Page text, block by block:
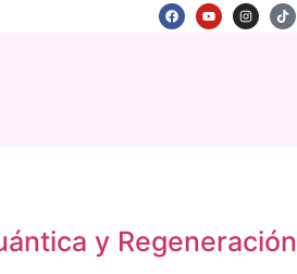
y Regeneración